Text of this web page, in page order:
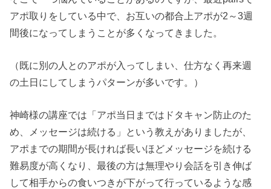
アポ取りをしている中で、お互いの都合上アポが2～3週
間後になってしまうことが多くなってきました。
（既に別の人とのアポが入ってしまい、仕方なく再来週
の土日にしてしまうパターンが多いです。）
神崎様の講座では「アポ当日まではドタキャン防止のた
め、メッセージは続ける」という教えがありましたが、
アポまでの期間が長ければ長いほどメッセージを続ける
難易度が高くなり、最後の方は無理やり会話を引き伸ば
して相手からの食いつきが下がって行っているような感